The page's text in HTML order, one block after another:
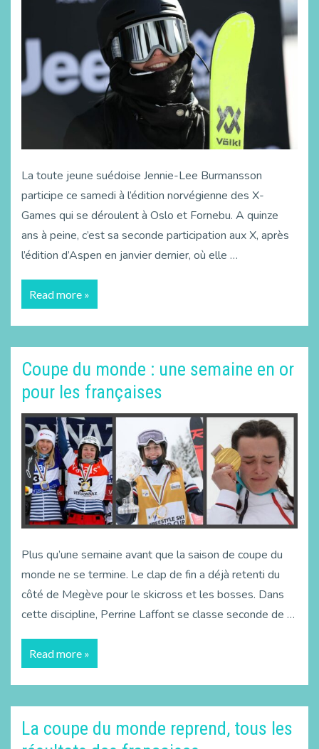
La toute jeune suédoise Jennie-Lee Burmansson
participe ce samedi à l’édition norvégienne des X-
Games qui se déroulent à Oslo et Fornebu. A quinze
ans à peine, c’est sa seconde participation aux X, après
l’édition d’Aspen en janvier dernier, où elle …
Read more »
Coupe du monde : une semaine en or
pour les françaises
Plus qu’une semaine avant que la saison de coupe du
monde ne se termine. Le clap de fin a déjà retenti du
côté de Megève pour le skicross et les bosses. Dans
cette discipline, Perrine Laffont se classe seconde de …
Read more »
La coupe du monde reprend, tous les